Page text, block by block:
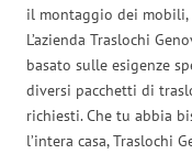
il montaggio dei mobili,
L’azienda Traslochi
basato sulle esigenze
diversi pacchetti di
richiesti. Che tu abbia
l’intera casa, Traslochi